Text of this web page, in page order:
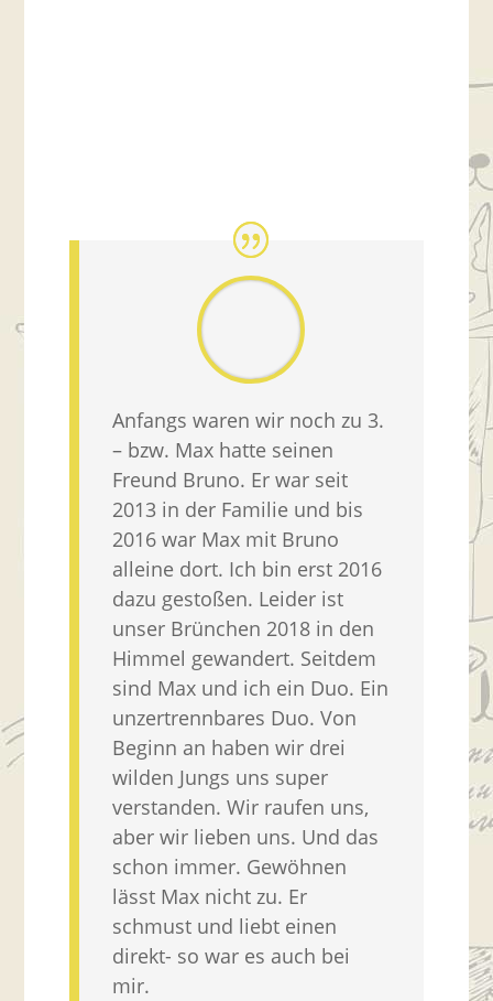
Anfangs waren wir noch zu 3.
– bzw. Max hatte seinen
Freund Bruno. Er war seit
2013 in der Familie und bis
2016 war Max mit Bruno
alleine dort. Ich bin erst 2016
dazu gestoßen. Leider ist
unser Brünchen 2018 in den
Himmel gewandert. Seitdem
sind Max und ich ein Duo. Ein
unzertrennbares Duo. Von
Beginn an haben wir drei
wilden Jungs uns super
verstanden. Wir raufen uns,
aber wir lieben uns. Und das
schon immer. Gewöhnen
lässt Max nicht zu. Er
schmust und liebt einen
direkt- so war es auch bei
mir.